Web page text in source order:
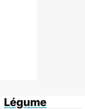
Légume